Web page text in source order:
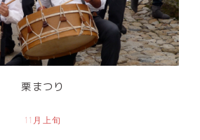
栗まつり
11月上旬